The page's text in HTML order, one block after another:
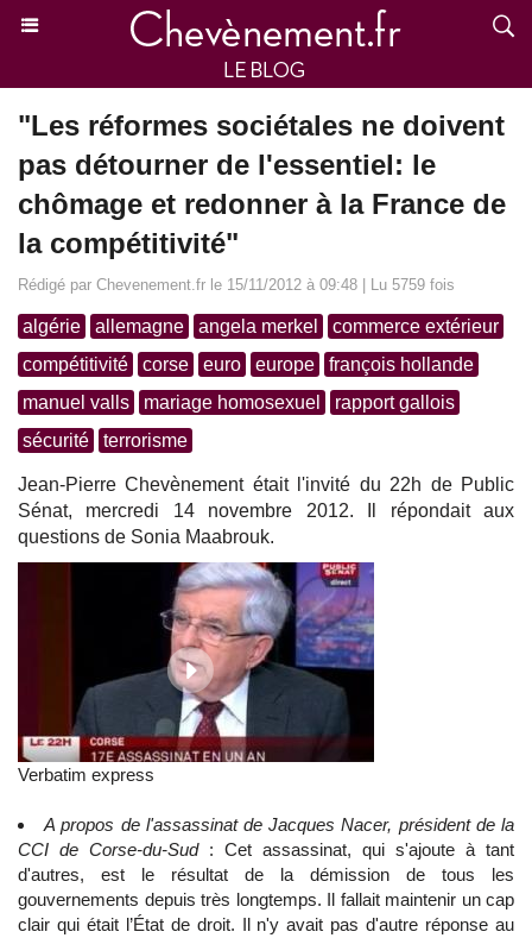
"Les réformes sociétales ne doivent
pas détourner de l'essentiel: le
chômage et redonner à la France de
la compétitivité"
Rédigé par Chevenement.fr le 15/11/2012 à 09:48 | Lu 5759 fois
algérie allemagne angela merkel
commerce extérieur
compétitivité
corse euro europe
françois hollande
manuel valls
mariage homosexuel
rapport gallois
sécurité
terrorisme
Jean-Pierre Chevènement était l'invité du 22h de Public
Sénat, mercredi 14 novembre 2012. Il répondait aux
questions de Sonia Maabrouk.
Verbatim express
A propos de l'assassinat de Jacques Nacer, président de la
CCI de Corse-du-Sud: Cet assassinat, qui s'ajoute à tant
d'autres, est le résultat de la démission de tous les
gouvernements depuis très longtemps. Il fallait maintenir un cap
clair qui était l’État de droit. Il n'y avait pas d'autre réponse au